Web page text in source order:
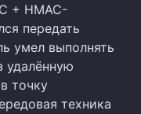
+ HMAC-
передать
умел выполнять
удалённую
точку
техника